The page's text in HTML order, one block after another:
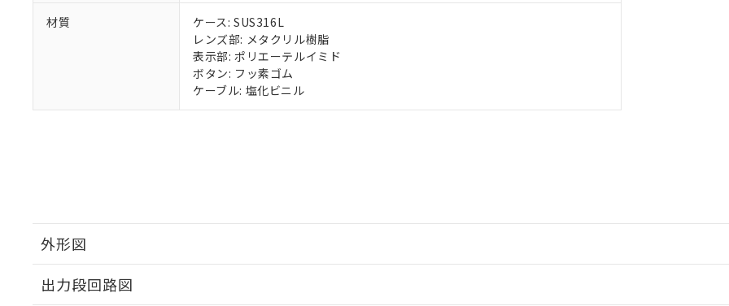
材質
ケース: SUS316L
レンズ部: メタクリル樹脂
表示部: ポリエーテルイミド
ボタン: フッ素ゴム
ケーブル: 塩化ビニル
外形図
出力段回路図